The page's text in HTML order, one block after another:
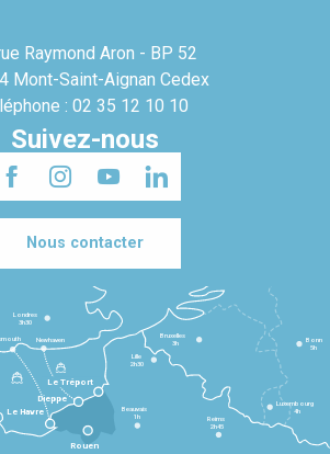
Raymond Aron - BP 52
Mont-Saint-Aignan Cedex
: 02 35 12 10 10
Suivez-nous
Nous contacter
Le Havre
Dieppe
Le Tréport
Beauvais
1h
Reims
2h45
Lille
2h30
Bruxelles
3h
Londres
3h30
Newhaven
Bonn
5h
Luxembourg
4h
Rouen